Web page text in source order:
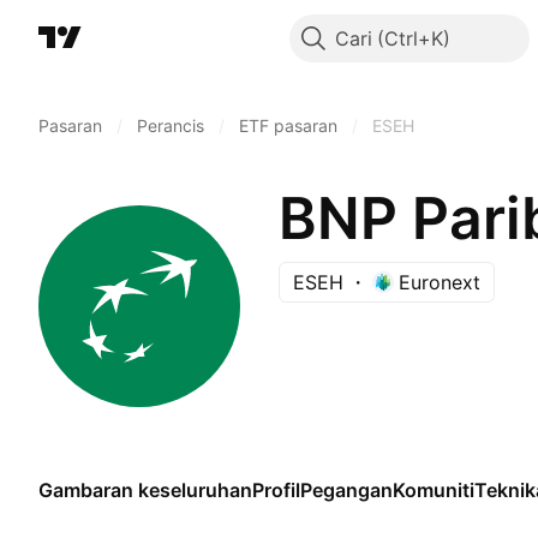
Cari
Pasaran Perancis ETF pasaran ESEH
ESEH Euronext
Gambaran keseluruhanProfilPeganganKomuniti